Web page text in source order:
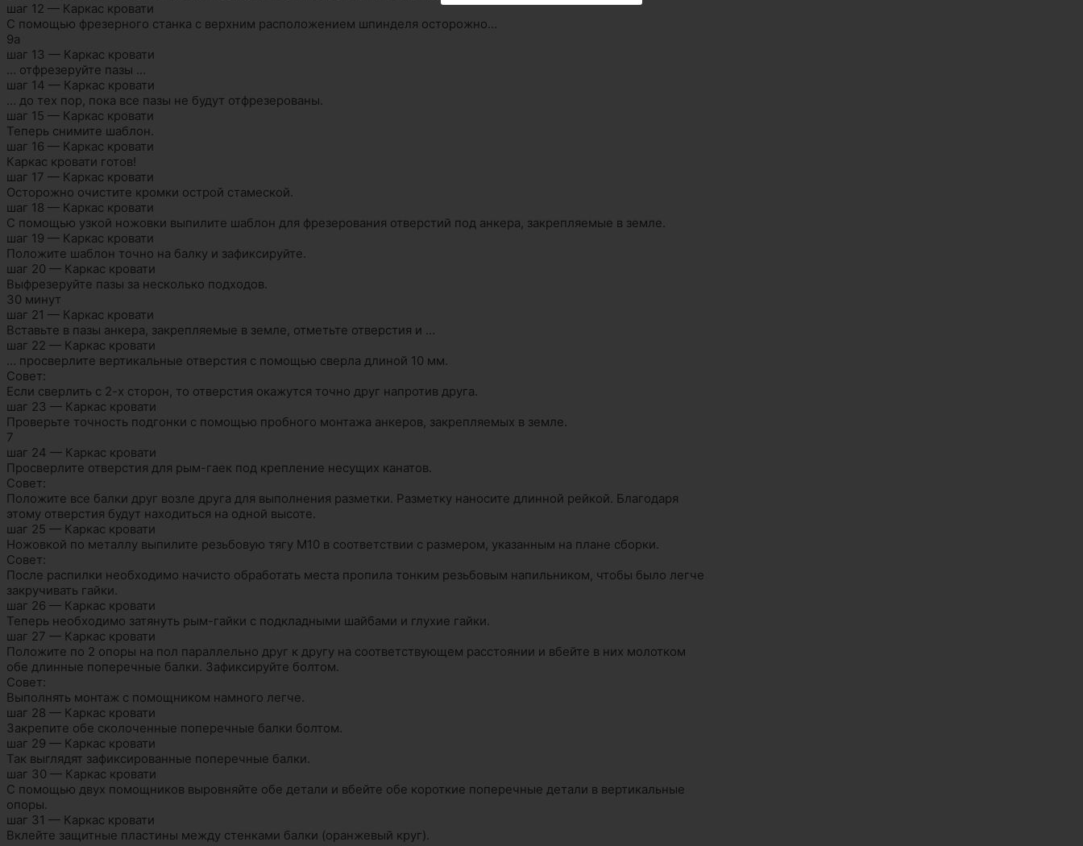
шаг 12 — Каркас кровати
С помощью фрезерного станка с верхним расположением шпинделя осторожно…
9а
шаг 13 — Каркас кровати
… отфрезеруйте пазы …
шаг 14 — Каркас кровати
… до тех пор, пока все пазы не будут отфрезерованы.
шаг 15 — Каркас кровати
Теперь снимите шаблон.
шаг 16 — Каркас кровати
Каркас кровати готов!
шаг 17 — Каркас кровати
Осторожно очистите кромки острой стамеской.
шаг 18 — Каркас кровати
С помощью узкой ножовки выпилите шаблон для фрезерования отверстий под анкера, закрепляемые в земле.
шаг 19 — Каркас кровати
Положите шаблон точно на балку и зафиксируйте.
шаг 20 — Каркас кровати
Выфрезеруйте пазы за несколько подходов.
30 минут
шаг 21 — Каркас кровати
Вставьте в пазы анкера, закрепляемые в земле, отметьте отверстия и …
шаг 22 — Каркас кровати
… просверлите вертикальные отверстия с помощью сверла длиной 10 мм.
Совет:
Если сверлить с 2-х сторон, то отверстия окажутся точно друг напротив друга.
шаг 23 — Каркас кровати
Проверьте точность подгонки с помощью пробного монтажа анкеров, закрепляемых в земле.
7
шаг 24 — Каркас кровати
Просверлите отверстия для рым-гаек под крепление несущих канатов.
Совет:
Положите все балки друг возле друга для выполнения разметки. Разметку наносите длинной рейкой. Благодаря
этому отверстия будут находиться на одной высоте.
шаг 25 — Каркас кровати
Ножовкой по металлу выпилите резьбовую тягу М10 в соответствии с размером, указанным на плане сборки.
Совет:
После распилки необходимо начисто обработать места пропила тонким резьбовым напильником, чтобы было легче
закручивать гайки.
шаг 26 — Каркас кровати
Теперь необходимо затянуть рым-гайки с подкладными шайбами и глухие гайки.
шаг 27 — Каркас кровати
Положите по 2 опоры на пол параллельно друг к другу на соответствующем расстоянии и вбейте в них молотком
обе длинные поперечные балки. Зафиксируйте болтом.
Совет:
Выполнять монтаж с помощником намного легче.
шаг 28 — Каркас кровати
Закрепите обе сколоченные поперечные балки болтом.
шаг 29 — Каркас кровати
Так выглядят зафиксированные поперечные балки.
шаг 30 — Каркас кровати
С помощью двух помощников выровняйте обе детали и вбейте обе короткие поперечные детали в вертикальные
опоры.
шаг 31 — Каркас кровати
Вклейте защитные пластины между стенками балки (оранжевый круг).